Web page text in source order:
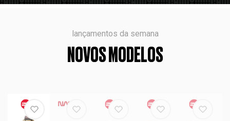
lançamentos da semana
NOVOS MODELOS